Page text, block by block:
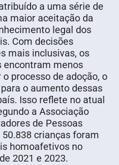
a uma série de
maior aceitação da
legal dos
Com decisões
mais inclusivas, os
encontram menos
processo de adoção, o
o aumento dessas
Isso reflete no atual
a Associação
de Pessoas
crianças foram
homoafetivos no
2021 e 2023.